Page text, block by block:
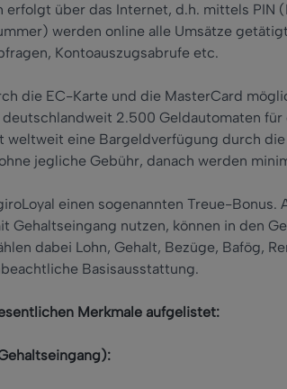
erfolgt über das Internet, d.h. mittels PIN
werden online alle Umsätze
Kontoauszugsabrufe etc.
die EC-Karte und die MasterCard
2.500 Geldautomaten
weltweit eine Bargeldverfügung durch
jegliche Gebühr, danach werden
einen sogenannten Treue-Bonus.
Gehaltseingang nutzen, können in den
dabei Lohn, Gehalt, Bezüge, Bafög,
Basisausstattung.
Merkmale aufgelistet: